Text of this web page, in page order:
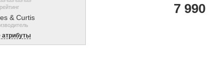
рейтинг
& Curtis
атрибуты
7 990